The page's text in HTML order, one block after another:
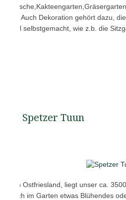
Auch Dekoration gehört dazu,
viel selbstgemacht, wie z.b. die
Spetzer Tuun
von Ostfriesland, liegt unser ca.
sich im Garten etwas Blühendes